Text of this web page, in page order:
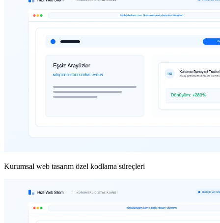
Kurumsal web tasarım özel kodlama süreçleri